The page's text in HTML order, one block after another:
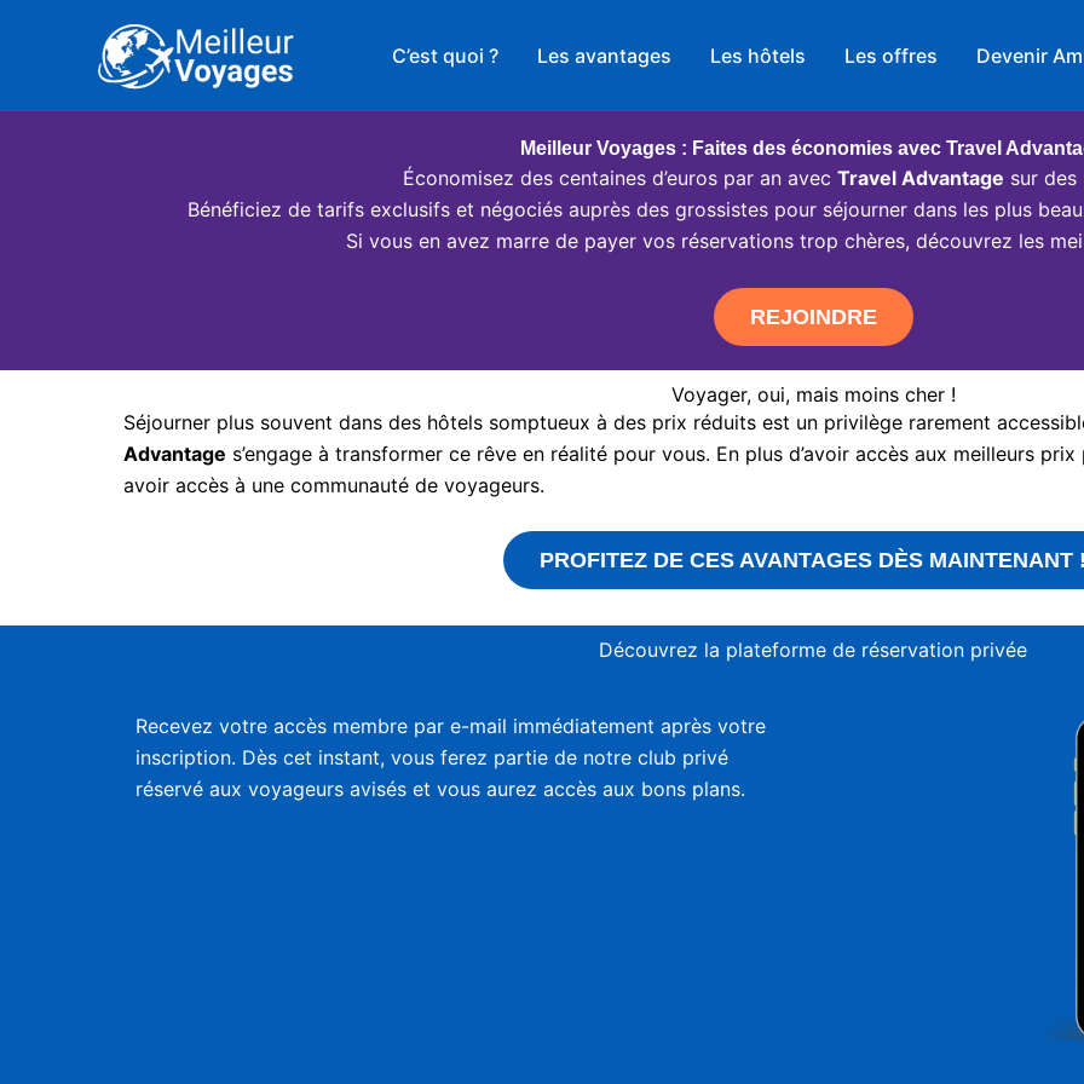
C’est quoi ? Les avantages Les hôtels Les offres Devenir
Meilleur Voyages : Faites des économies avec Travel
Économisez des centaines d’euros par an avec Travel Advantage sur des
Bénéficiez de tarifs exclusifs et négociés auprès des grossistes pour séjourner dans les plus
Si vous en avez marre de payer vos réservations trop chères, découvrez les
REJOINDRE
Voyager, oui, mais moins cher !
Séjourner plus souvent dans des hôtels somptueux à des prix réduits est un privilège rarement
Advantage s’engage à transformer ce rêve en réalité pour vous. En plus d’avoir accès aux meilleurs
avoir accès à une communauté de voyageurs.
PROFITEZ DE CES AVANTAGES DÈS MAINTENANT
Découvrez la plateforme de réservation privée
Recevez votre accès membre par e-mail immédiatement après votre
inscription. Dès cet instant, vous ferez partie de notre club privé
réservé aux voyageurs avisés et vous aurez accès aux bons plans.